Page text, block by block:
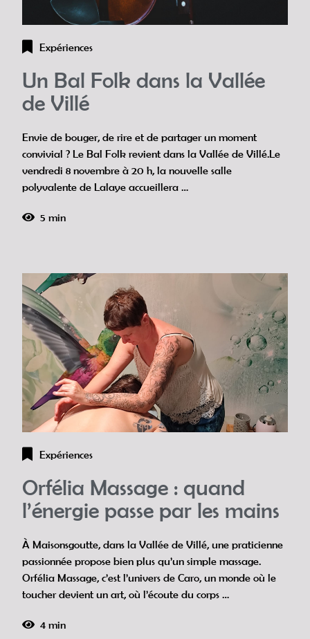
Expériences
Un Bal Folk dans la Vallée
de Villé
Envie de bouger, de rire et de partager un moment
convivial ? Le Bal Folk revient dans la Vallée de Villé.Le
vendredi 8 novembre à 20 h, la nouvelle salle
polyvalente de Lalaye accueillera …
5 min
Expériences
Orfélia Massage : quand
l’énergie passe par les mains
À Maisonsgoutte, dans la Vallée de Villé, une praticienne
passionnée propose bien plus qu’un simple massage.
Orfélia Massage, c’est l’univers de Caro, un monde où le
toucher devient un art, où l’écoute du corps …
4 min